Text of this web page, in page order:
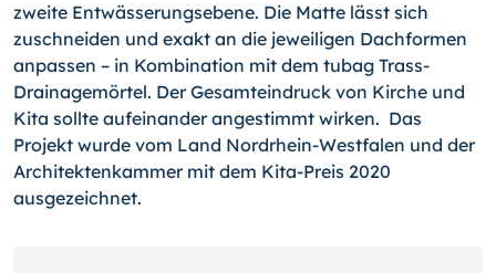
zweite Entwässerungsebene. Die Matte lässt sich
zuschneiden und exakt an die jeweiligen Dachformen
anpassen – in Kombination mit dem tubag Trass-
Drainagemörtel. Der Gesamteindruck von Kirche und
Kita sollte aufeinander angestimmt wirken. Das
Projekt wurde vom Land Nordrhein-Westfalen und der
Architektenkammer mit dem Kita-Preis 2020
ausgezeichnet.